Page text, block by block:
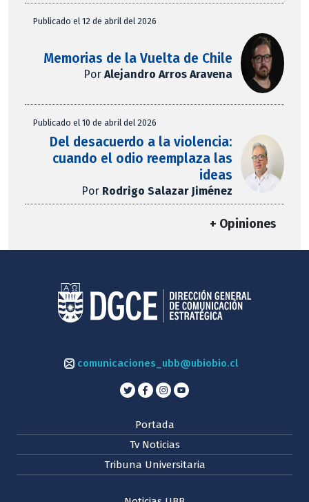
Publicado el 12 de abril del 2026
Memorias de la Vuelta de Chile
PorAlejandro Arros Aravena
Publicado el 10 de abril del 2026
Del desacuerdo a la violencia:
cuando el odio reemplaza las
ideas
Por Rodrigo Salazar Jiménez
+ Opiniones
comunicaciones_ubb@ubiobio.cl
Portada
Tv Noticias
Tribuna Universitaria